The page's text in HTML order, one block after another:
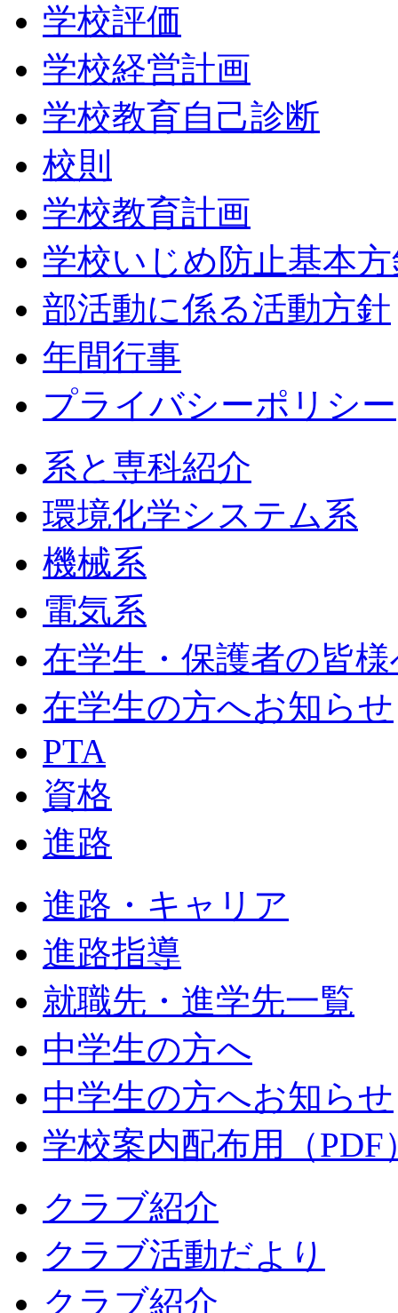
学校評価
学校経営計画
学校教育自己診断
校則
学校教育計画
学校いじめ防止基本
部活動に係る活動方針
年間行事
プライバシーポリシー
系と専科紹介
環境化学システム系
機械系
電気系
在学生・保護者の皆
在学生の方へお知らせ
PTA
資格
進路
進路・キャリア
進路指導
就職先・進学先一覧
中学生の方へ
中学生の方へお知らせ
学校案内配布用（PDF
クラブ紹介
クラブ活動だより
クラブ紹介